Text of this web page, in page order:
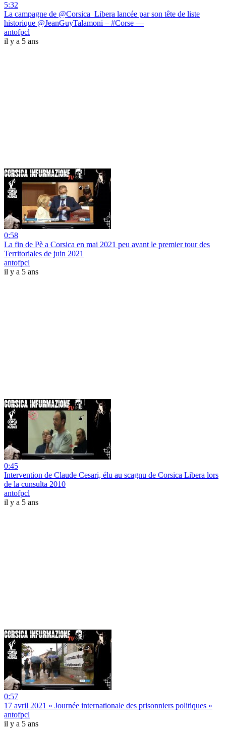
5:32
La campagne de @Corsica_Libera lancée par son tête de liste
historique @JeanGuyTalamoni – #Corse —
antofpcl
il y a 5 ans
0:58
La fin de Pè a Corsica en mai 2021 peu avant le premier tour des
Territoriales de juin 2021
antofpcl
il y a 5 ans
0:45
Intervention de Claude Cesari, élu au scagnu de Corsica Libera lors
de la cunsulta 2010
antofpcl
il y a 5 ans
0:57
17 avril 2021 « Journée internationale des prisonniers politiques »
antofpcl
il y a 5 ans